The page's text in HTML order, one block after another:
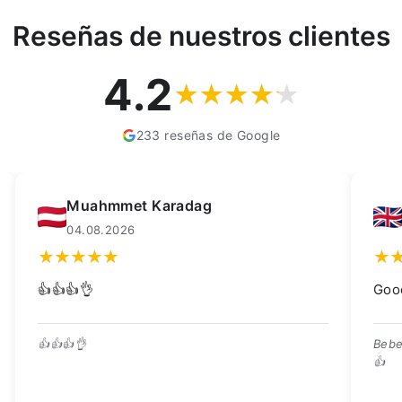
Reseñas de nuestros clientes
4.2
233 reseñas de Google
Kay Dean
02.08.2026
Bebedero de buena calidad, ¡excelente precio!